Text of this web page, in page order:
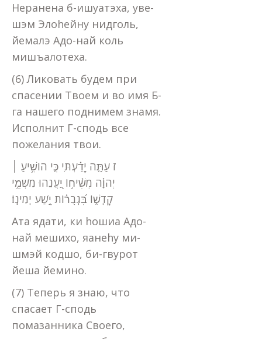
Неранена б-ишуатэха, уве-
шэм Элоhейну нидголь,
йемалэ Адо-най коль
мишъалотеха.
(6) Ликовать будем при
спасении Твоем и во имя Б-
га нашего поднимем знамя.
Исполнит Г-сподь все
пожелания твои.
ז עַתָּ֤ה יָדַ֗עְתִּי כִּ֤י הוֹשִׁ֥יעַ ׀
יְהוָ֗ה מְשִׁ֫יח֥וֹ יַ֭עֲנֵהוּ מִשְּׁמֵ֣י
קָדְשׁ֑וֹ בִּ֝גְבֻר֗וֹת יֵ֣שַׁע יְמִינֽוֹ׃
Ата ядати, ки hошиа Адо-
най мешихо, яанеhу ми-
шмэй кодшо, би-гвурот
йеша йемино.
(7) Теперь я знаю, что
спасает Г-сподь
помазанника Своего,